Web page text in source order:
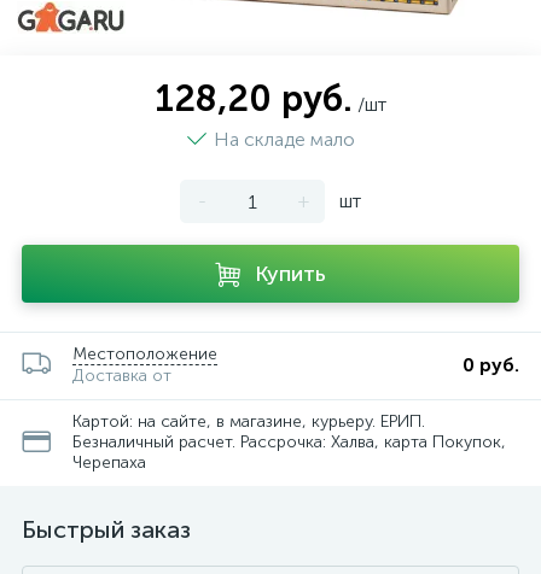
128,20 руб. /шт
На складе мало
- + шт
Купить
Местоположение
Доставка от
0 руб.
Картой: на сайте, в магазине, курьеру. ЕРИП.
Безналичный расчет. Рассрочка: Халва, карта Покупок,
Черепаха
Быстрый заказ